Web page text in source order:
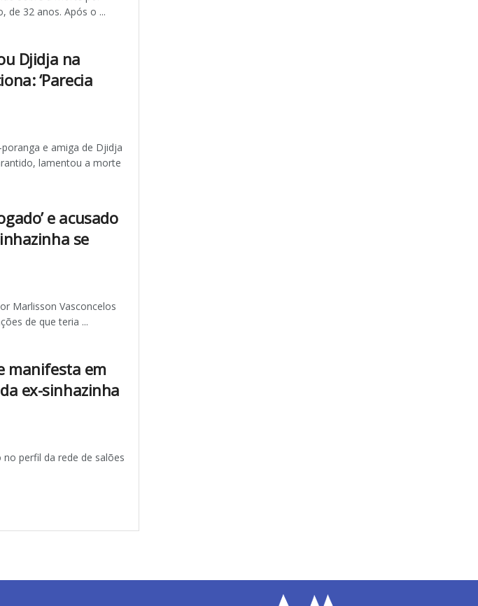
de 32 anos. Após o ...
Djidja na
‘Parecia
e amiga de Djidja
lamentou a morte
e acusado
se
Marlisson Vasconcelos
de que teria ...
manifesta em
ex-sinhazinha
perfil da rede de salões